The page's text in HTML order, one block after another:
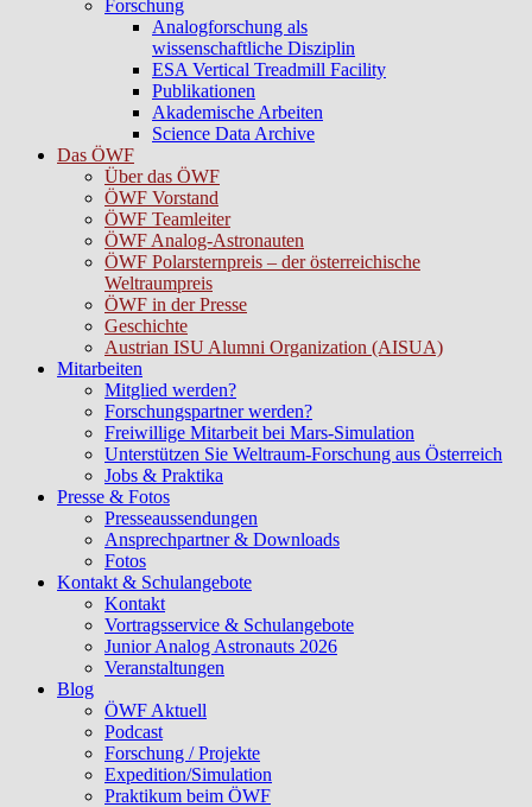
Forschung
Analogforschung als
wissenschaftliche Disziplin
ESA Vertical Treadmill Facility
Publikationen
Akademische Arbeiten
Science Data Archive
Das ÖWF
Über das ÖWF
ÖWF Vorstand
ÖWF Teamleiter
ÖWF Analog-Astronauten
ÖWF Polarsternpreis – der österreichische
Weltraumpreis
ÖWF in der Presse
Geschichte
Austrian ISU Alumni Organization (AISUA)
Mitarbeiten
Mitglied werden?
Forschungspartner werden?
Freiwillige Mitarbeit bei Mars-Simulation
Unterstützen Sie Weltraum-Forschung aus Österreich
Jobs & Praktika
Presse & Fotos
Presseaussendungen
Ansprechpartner & Downloads
Fotos
Kontakt & Schulangebote
Kontakt
Vortragsservice & Schulangebote
Junior Analog Astronauts 2026
Veranstaltungen
Blog
ÖWF Aktuell
Podcast
Forschung / Projekte
Expedition/Simulation
Praktikum beim ÖWF